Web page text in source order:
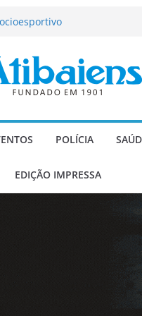
novo reforço
programação
dos produtores
é
POLÍCIA
EDIÇÃO IMPRESSA